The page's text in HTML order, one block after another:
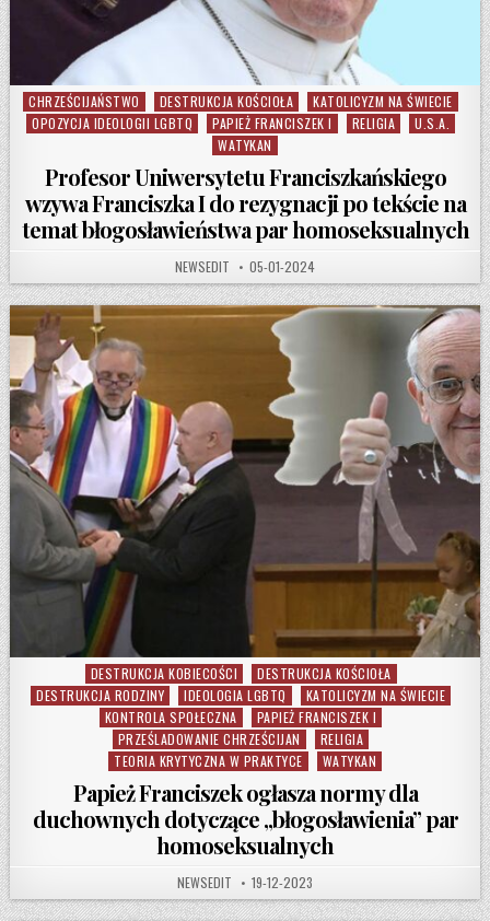
Posted in
CHRZEŚCIJAŃSTWO DESTRUKCJA KOŚCIOŁA
KATOLICYZM NA ŚWIECIE
OPOZYCJA IDEOLOGII LGBTQ
PAPIEŻ FRANCISZEK I RELIGIA
U.S.A.
WATYKAN
Profesor Uniwersytetu Franciszkańskiego
wzywa Franciszka I do rezygnacji po tekście na
temat błogosławieństwa par homoseksualnych
AUTHOR:
NEWSEDIT PUBLISHED DATE:
05-01-2024
Posted in
DESTRUKCJA KOBIECOŚCI
DESTRUKCJA KOŚCIOŁA
DESTRUKCJA RODZINY
IDEOLOGIA LGBTQ
KATOLICYZM NA ŚWIECIE
KONTROLA SPOŁECZNA
PAPIEŻ FRANCISZEK I
PRZEŚLADOWANIE CHRZEŚCIJAN
RELIGIA
TEORIA KRYTYCZNA W PRAKTYCE
WATYKAN
Papież Franciszek ogłasza normy dla
duchownych dotyczące „błogosławienia” par
homoseksualnych
AUTHOR:
NEWSEDIT PUBLISHED DATE:
19-12-2023